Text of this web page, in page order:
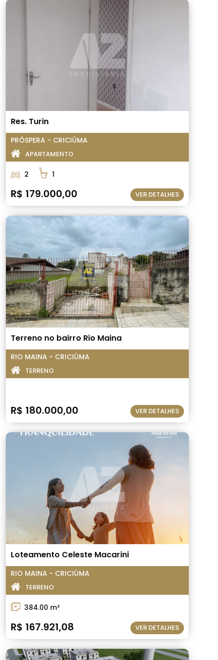
Res. Turin
PRÓSPERA - CRICIÚMA
APARTAMENTO
2 1
R$ 179.000,00 VER DETALHES
Terreno no bairro Rio Maina
RIO MAINA - CRICIÚMA
TERRENO
R$ 180.000,00 VER DETALHES
Loteamento Celeste Macarini
RIO MAINA - CRICIÚMA
TERRENO
384.00 m²
R$ 167.921,08 VER DETALHES